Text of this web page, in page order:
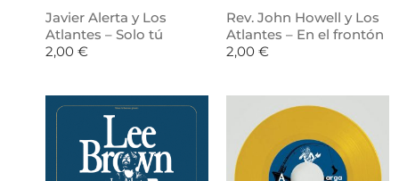
Javier Alerta y Los
Atlantes – Solo tú
2,00 €
Rev. John Howell y Los
Atlantes – En el frontón
2,00 €